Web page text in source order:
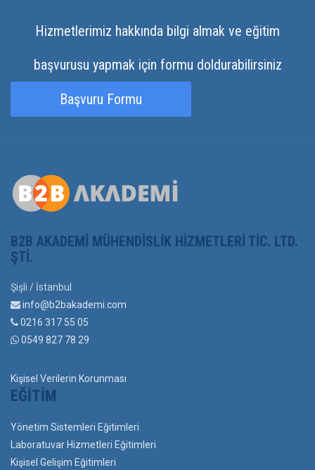
Hizmetlerimiz hakkında bilgi almak ve eğitim
başvurusu yapmak için formu doldurabilirsiniz
Başvuru Formu
B2B AKADEMI MÜHENDISLIK HIZMETLERI TIC. LTD.
ŞTI.
Şişli / İstanbul
info@b2bakademi.com
0216 317 55 05
0549 827 78 29
Kişisel Verilerin Korunması
EĞITIM
Yönetim Sistemleri Eğitimleri
Laboratuvar Hizmetleri Eğitimleri
Kişisel Gelişim Eğitimleri